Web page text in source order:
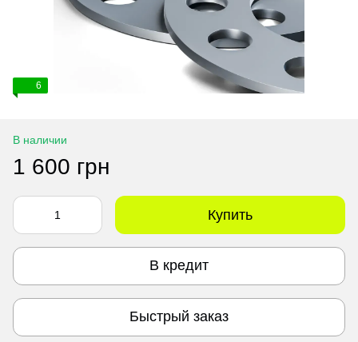
6
В наличии
1 600 грн
Купить
В кредит
Быстрый заказ